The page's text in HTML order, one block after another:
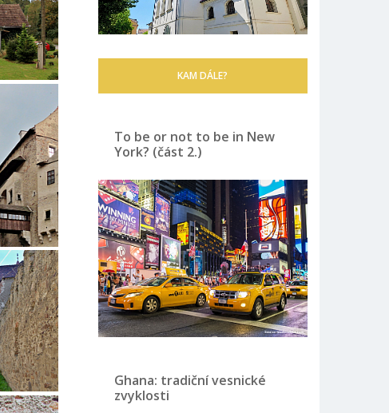
KAM DÁLE?
To be or not to be in New
York? (část 2.)
Ghana: tradiční vesnické
zvyklosti